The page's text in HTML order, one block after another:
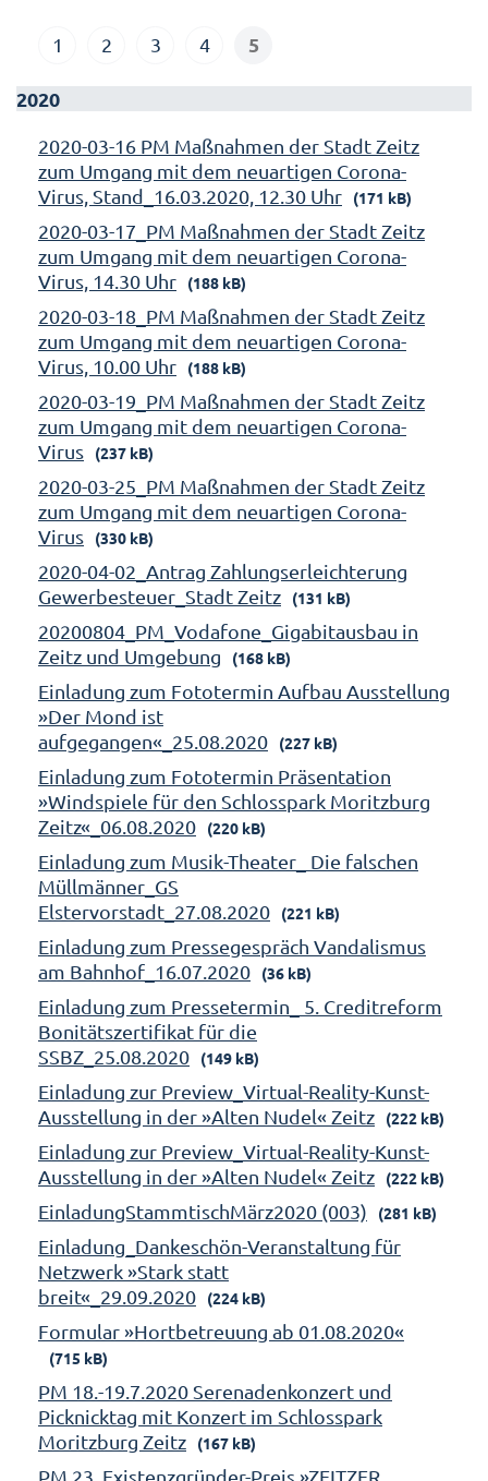
1 2 3 4 5
2020
2020-03-16 PM Maßnahmen der Stadt Zeitz
zum Umgang mit dem neuartigen Corona-
Virus, Stand_16.03.2020, 12.30 Uhr
(171 kB)
2020-03-17_PM Maßnahmen der Stadt Zeitz
zum Umgang mit dem neuartigen Corona-
Virus, 14.30 Uhr
(188 kB)
2020-03-18_PM Maßnahmen der Stadt Zeitz
zum Umgang mit dem neuartigen Corona-
Virus, 10.00 Uhr
(188 kB)
2020-03-19_PM Maßnahmen der Stadt Zeitz
zum Umgang mit dem neuartigen Corona-
Virus
(237 kB)
2020-03-25_PM Maßnahmen der Stadt Zeitz
zum Umgang mit dem neuartigen Corona-
Virus
(330 kB)
2020-04-02_Antrag Zahlungserleichterung
Gewerbesteuer_Stadt Zeitz
(131 kB)
20200804_PM_Vodafone_Gigabitausbau in
Zeitz und Umgebung
(168 kB)
Einladung zum Fototermin Aufbau Ausstellung
»Der Mond ist
aufgegangen«_25.08.2020
(227 kB)
Einladung zum Fototermin Präsentation
»Windspiele für den Schlosspark Moritzburg
Zeitz«_06.08.2020
(220 kB)
Einladung zum Musik-Theater_ Die falschen
Müllmänner_GS
Elstervorstadt_27.08.2020
(221 kB)
Einladung zum Pressegespräch Vandalismus
am Bahnhof_16.07.2020
(36 kB)
Einladung zum Pressetermin_ 5. Creditreform
Bonitätszertifikat für die
SSBZ_25.08.2020
(149 kB)
Einladung zur Preview_Virtual-Reality-Kunst-
Ausstellung in der »Alten Nudel« Zeitz
(222 kB)
Einladung zur Preview_Virtual-Reality-Kunst-
Ausstellung in der »Alten Nudel« Zeitz
(222 kB)
EinladungStammtischMärz2020 (003) (281 kB)
Einladung_Dankeschön-Veranstaltung für
Netzwerk »Stark statt
breit«_29.09.2020
(224 kB)
Formular »Hortbetreuung ab 01.08.2020«
(715 kB)
PM 18.-19.7.2020 Serenadenkonzert und
Picknicktag mit Konzert im Schlosspark
Moritzburg Zeitz
(167 kB)
PM 23. Existenzgründer-Preis »ZEITZER